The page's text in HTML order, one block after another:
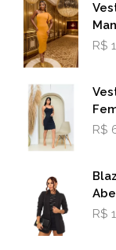
R$
R$
R$